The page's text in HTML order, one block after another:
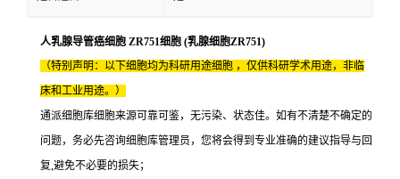
人乳腺导管癌细胞 ZR751细胞 (乳腺细胞ZR751)
（特别声明：以下细胞均为科研用途细胞 ，仅供科研学术用途，非临
床和工业用途。）
通派细胞库细胞来源可靠可鉴，无污染、状态佳。如有不清楚不确定的
问题，务必先咨询细胞库管理员，您将会得到专业准确的建议指导与回
复,避免不必要的损失；